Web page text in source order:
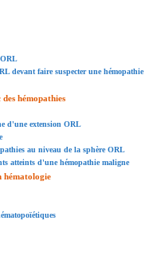
ORL
devant faire suspecter une hémopathie
hémopathies
d'une extension ORL
au niveau de la sphère ORL
atteints d'une hémopathie maligne
hématologie